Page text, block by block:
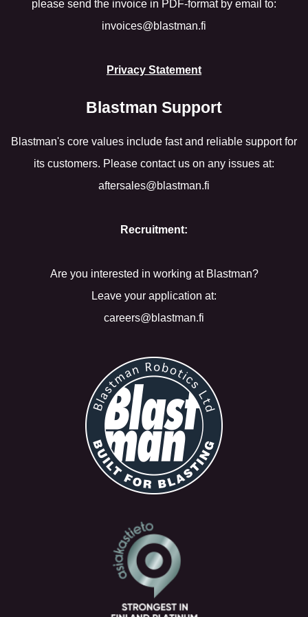
please send the invoice in PDF-format by email to:
invoices@blastman.fi
Privacy Statement
Blastman Support
Blastman's core values include fast and reliable support for
its customers. Please contact us on any issues at:
aftersales@blastman.fi
Recruitment:
Are you interested in working at Blastman?
Leave your application at:
careers@blastman.fi